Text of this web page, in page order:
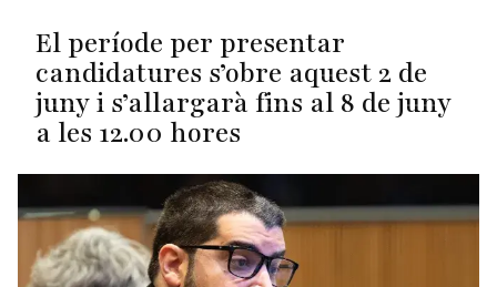
El període per presentar
candidatures s’obre aquest 2 de
juny i s’allargarà fins al 8 de juny
a les 12.00 hores